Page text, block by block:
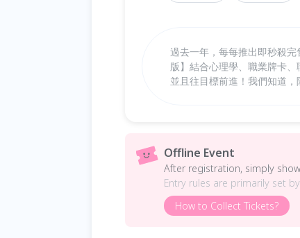
過去一年，每每推出即秒殺
版】結合心理學、職業牌卡
並且往目標前進！我們知道
Offline Event
After registration, simply
Entry rules are primarily set
How to Collect Tickets?